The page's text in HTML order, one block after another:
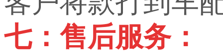
七：售后服务：